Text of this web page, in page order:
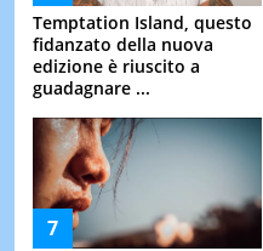
Temptation Island, questo
fidanzato della nuova
edizione è riuscito a
guadagnare ...